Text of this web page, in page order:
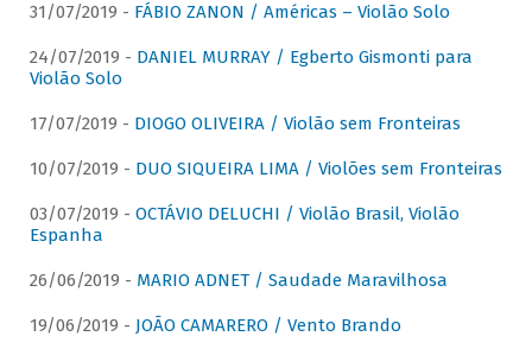
31/07/2019 - FÁBIO ZANON / Américas – Violão Solo
24/07/2019 - DANIEL MURRAY / Egberto Gismonti para
Violão Solo
17/07/2019 - DIOGO OLIVEIRA / Violão sem Fronteiras
10/07/2019 - DUO SIQUEIRA LIMA / Violões sem Fronteiras
03/07/2019 - OCTÁVIO DELUCHI / Violão Brasil, Violão
Espanha
26/06/2019 - MARIO ADNET / Saudade Maravilhosa
19/06/2019 - JOÃO CAMARERO / Vento Brando